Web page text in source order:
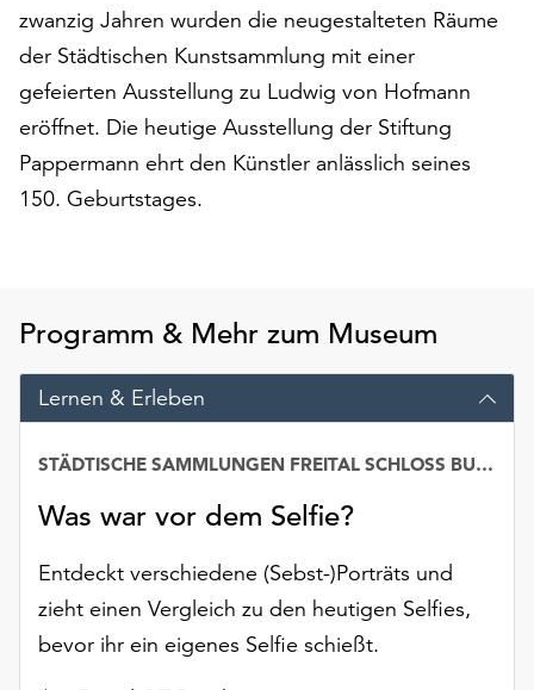
und
widerrufen.
Dafür
steht
Ihnen
am
Ende
„Cookie-
zur
Verfügung.
Cookies
auch
Ihr
Einverständnis
weiterhin
ausgeführt.
zwanzig Jahren wurden die neugestalteten Räume
der Städtischen Kunstsammlung mit einer
gefeierten Ausstellung zu Ludwig von Hofmann
eröffnet. Die heutige Ausstellung der Stiftung
Pappermann ehrt den Künstler anlässlich seines
150. Geburtstages.
Programm & Mehr zum Museum
Lernen & Erleben
Was war vor dem Selfie?
STÄDTISCHE SAMMLUNGEN FREITAL SCHLOSS BURGK
Entdeckt verschiedene (Sebst-)Porträts und
zieht einen Vergleich zu den heutigen Selfies,
bevor ihr ein eigenes Selfie schießt.